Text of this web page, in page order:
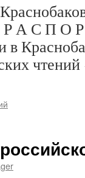
Р А С П
в